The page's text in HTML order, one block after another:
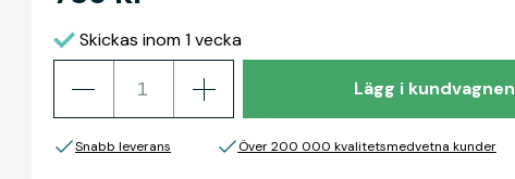
Skickas inom 1 vecka
Lägg i kundvagnen
Snabb leverans Över 200 000 kvalitetsmedvetna kunder